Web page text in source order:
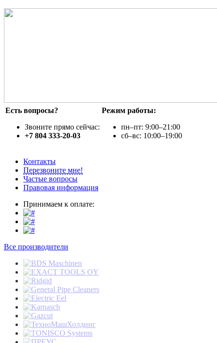
Есть вопросы?
Звоните прямо сейчас:
+7 804 333-20-03
Режим работы:
пн–пт: 9:00–21:00
сб–вс: 10:00–19:00
Контакты
Перезвоните мне!
Частые вопросы
Правовая информация
Принимаем к оплате:
Все производители